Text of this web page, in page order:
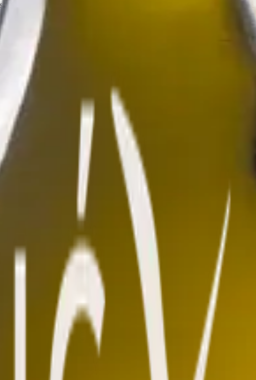
odluku da se posveti rodnoj Dalmaciji. Ali to neće do kraja objasniti ono
i koliko je života u svemu što se radi, postaje jasno da je vinarija vrlo